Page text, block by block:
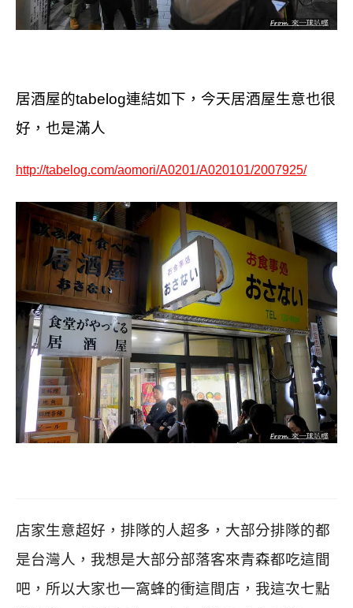
居酒屋的tabelog連結如下，今天居酒屋生意也很
好，也是滿人
http://tabelog.com/aomori/A0201/A020101/2007925/
店家生意超好，排隊的人超多， 大部分排隊的都
是台灣人， 我想是大部分部落客來青森都吃這間
吧， 所以大家也一窩蜂的衝這間店， 我這次七點